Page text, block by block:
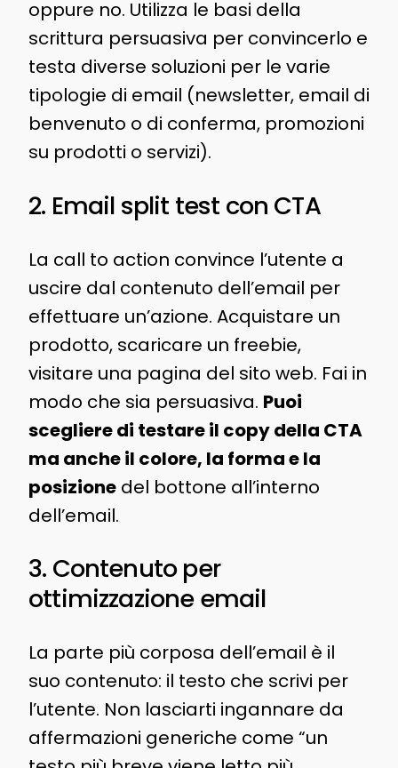
oppure no. Utilizza le basi della
scrittura persuasiva per convincerlo e
testa diverse soluzioni per le varie
tipologie di email (newsletter, email di
benvenuto o di conferma, promozioni
su prodotti o servizi).
2. Email split test con CTA
La call to action convince l’utente a
uscire dal contenuto dell’email per
effettuare un’azione. Acquistare un
prodotto, scaricare un freebie,
visitare una pagina del sito web. Fai in
modo che sia persuasiva. Puoi
scegliere di testare il copy della CTA
ma anche il colore, la forma e la
posizionedel bottone all’interno
dell’email.
3. Contenuto per
ottimizzazione email
La parte più corposa dell’email è il
suo contenuto: il testo che scrivi per
l’utente. Non lasciarti ingannare da
affermazioni generiche come “un